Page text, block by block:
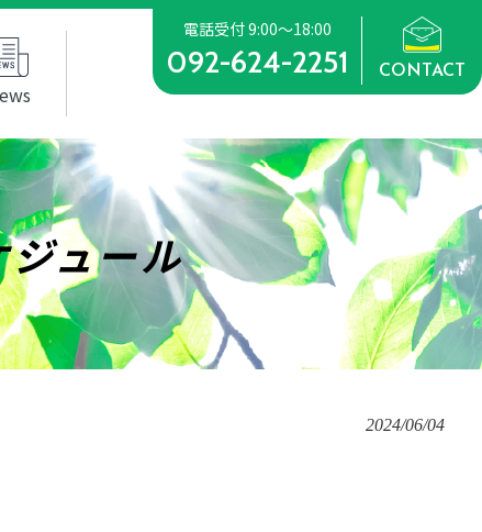
電話受付 9:00～18:00
092-624-2251 CONTACT
ュール
2024/06/04